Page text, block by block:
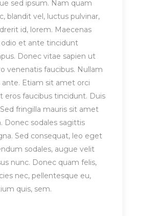
sed ipsum. Nam quam
blandit vel, luctus pulvinar,
id, lorem. Maecenas
odio et ante tincidunt
Donec vitae sapien ut
venenatis faucibus. Nullam
ante. Etiam sit amet orci
eros faucibus tincidunt. Duis
fringilla mauris sit amet
Donec sodales sagittis
Sed consequat, leo eget
sodales, augue velit
nunc. Donec quam felis,
nec, pellentesque eu,
quis, sem.